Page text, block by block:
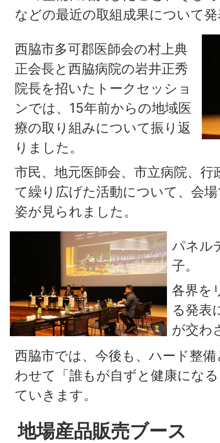
などの最近の取組成果について
西脇市多可郡医師会の村上典
正会長と西脇病院の岩井正秀
院長を招いたトークセッショ
ンでは、15年前からの地域医
療の取り組みについて振り返
りました。
市民、地元医師会、市立病院、
て繰り広げた活動について、会
姿が見られました。
パネル
子。
各界を
る発表
が交わ
西脇市では、今後も、ハード整
わせて「誰もが自ずと健康にな
ていきます。
地場産品販売ブース